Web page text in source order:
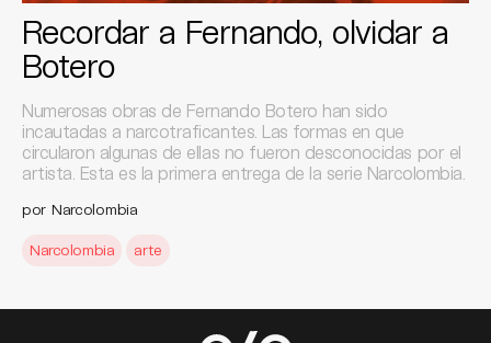
Recordar a Fernando, olvidar a
Botero
Numerosas obras de Fernando Botero han sido
incautadas a narcotraficantes. Las formas en que
circularon algunas de ellas no fueron desconocidas por el
artista. Esta es la primera entrega de la serie Narcolombia.
por Narcolombia
Narcolombia arte